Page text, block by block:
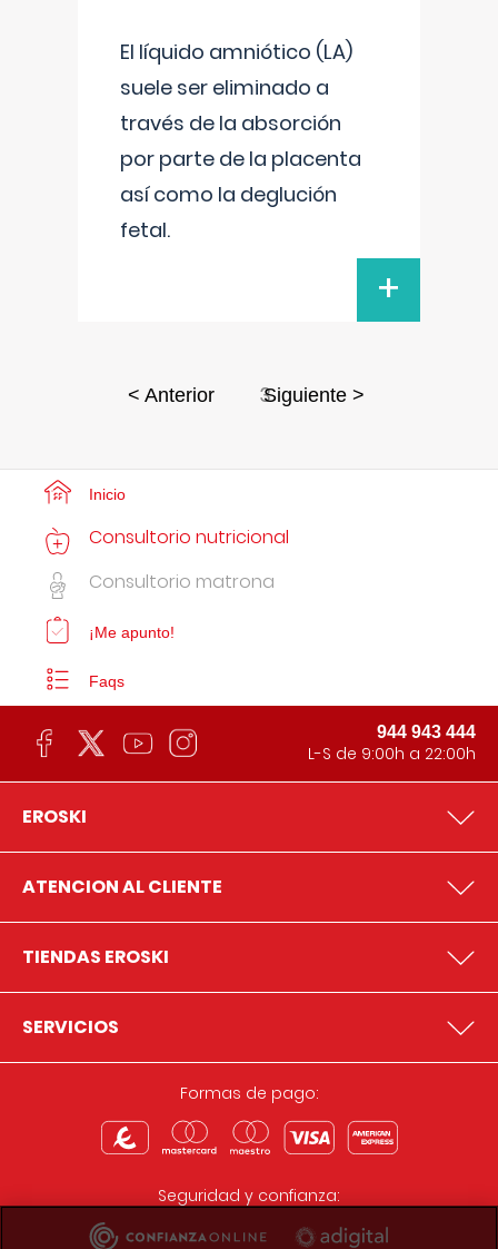
El líquido amniótico (LA)
suele ser eliminado a
través de la absorción
por parte de la placenta
así como la deglución
fetal.
+
< Anterior 3Siguiente >
Inicio
Consultorio nutricional
Consultorio matrona
¡Me apunto!
Faqs
944 943 444
L-S de 9:00h a 22:00h
EROSKI
ATENCION AL CLIENTE
TIENDAS EROSKI
SERVICIOS
Formas de pago:
Seguridad y confianza: